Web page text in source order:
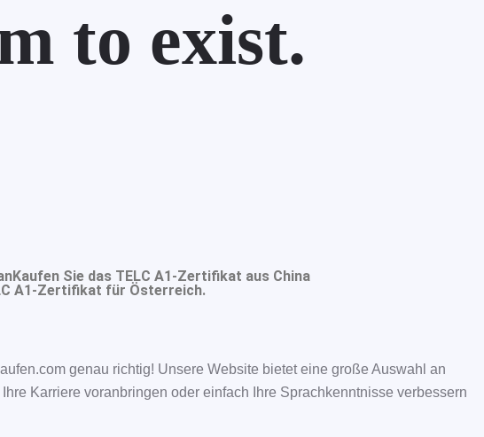
to exist.
Kaufen Sie das TELC A1-Zertifikat aus China
A1-Zertifikat für Österreich.
genau richtig! Unsere Website bietet eine große Auswahl an
Karriere voranbringen oder einfach Ihre Sprachkenntnisse verbessern